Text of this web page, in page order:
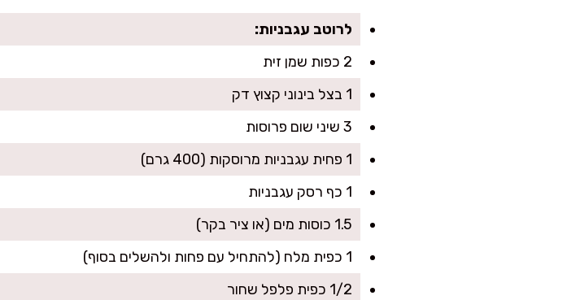
לרוטב עגבניות:
2 כפות שמן זית
1 בצל בינוני קצוץ דק
3 שיני שום פרוסות
1 פחית עגבניות מרוסקות (400 גרם)
1 כף רסק עגבניות
1.5 כוסות מים (או ציר בקר)
1 כפית מלח (להתחיל עם פחות ולהשלים בסוף)
1/2 כפית פלפל שחור